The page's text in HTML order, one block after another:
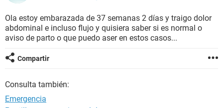
BIENESTAR
Ola estoy embarazada de 37 semanas 2 días y traigo dolor
abdominal e incluso flujo y quisiera saber si es normal o
aviso de parto o que puedo aser en estos casos...
Compartir
Consulta también:
Emergencia